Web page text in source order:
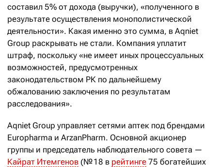
составил 5% от дохода (выручки), «полученного в
результате осуществления монополистической
деятельности». Какая именно это сумма, в Aqniet
Group раскрывать не стали. Компания уплатит
штраф, поскольку «не имеет иных процессуальных
возможностей, предусмотренных
законодательством РК по дальнейшему
обжалованию заключения по результатам
расследования».
Aqniet Group управляет сетями аптек под брендами
Europharma и ArzanPharm. Основной акционер
группы и председатель наблюдательного совета —
Кайрат Итемгенов (№ 18 в рейтинге 75 богатейших